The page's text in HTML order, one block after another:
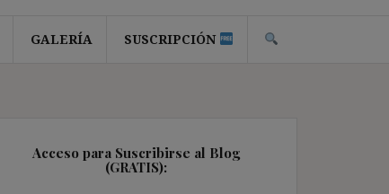
GALERÍA SUSCRIPCIÓN
Acceso para Suscribirse al Blog
(GRATIS):